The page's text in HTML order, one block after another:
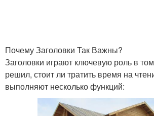
Почему Заголовки Так Важны?
Заголовки играют ключевую роль в
решил, стоит ли тратить время на
выполняют несколько функций: